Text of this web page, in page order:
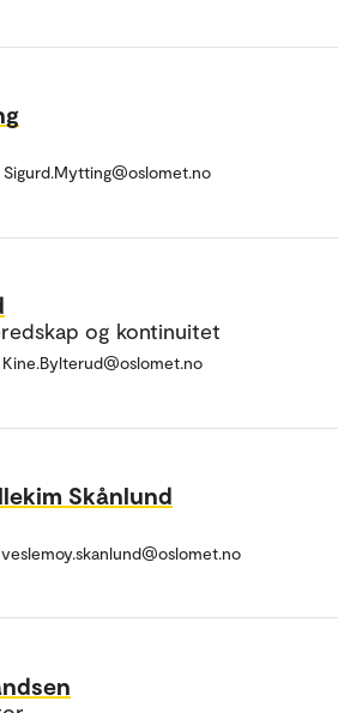
Sigurd.Mytting@oslomet.no
og kontinuitet
Kine.Bylterud@oslomet.no
Skånlund
veslemoy.skanlund@oslomet.no